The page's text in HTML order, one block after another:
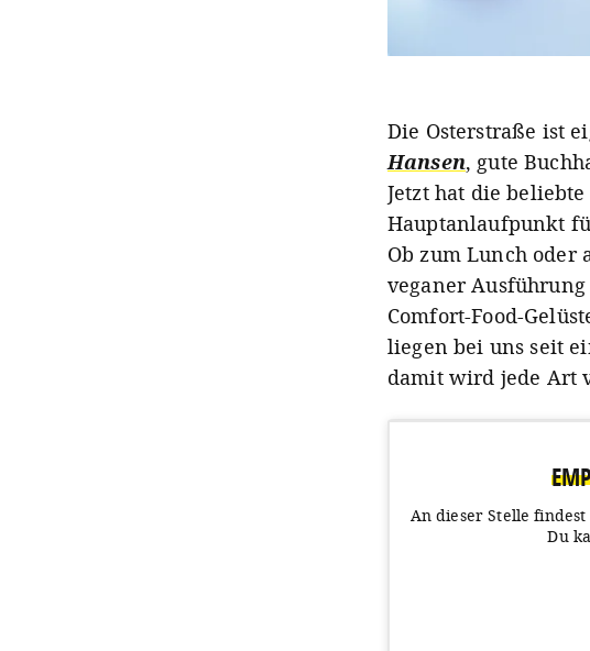
Die Osterstraße ist
Hansen, gute
Jetzt hat die
Hauptanlaufpunkt
Ob zum Lunch oder
veganer
Comfort-Food-
liegen bei uns seit
damit wird jede Art
An dieser Stelle
Du